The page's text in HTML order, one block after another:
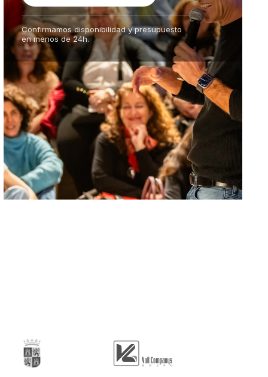
Confirmamos disponibilidad y presupuesto
en menos de 24h.